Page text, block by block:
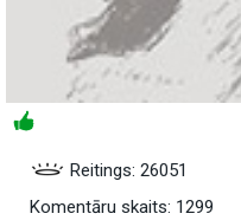
Reitings: 26051
Komentāru skaits: 1299